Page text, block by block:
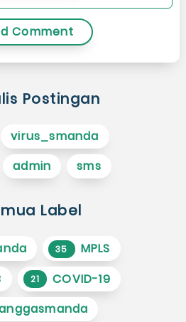
Comment
Postingan
virus_smanda
admin sms
Label
35 MPLS
21 COVID-19